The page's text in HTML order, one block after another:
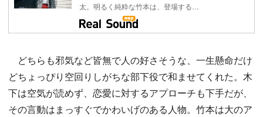
太。明るく純粋な竹本は、登場する…
どちらも邪気など皆無で人の好さそうな、一生懸命だけ
どちょっぴり空回りしがちな部下役で和ませてくれた。木
下は空気が読めず、恋愛に対するアプローチも下手だが、
その言動はまっすぐでかわいげのある人物。竹本は大のア